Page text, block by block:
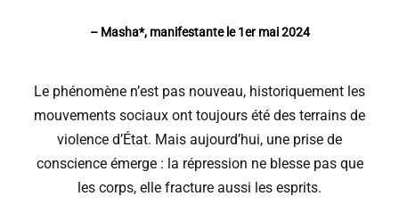
– Masha*, manifestante le 1er mai 2024
Le phénomène n’est pas nouveau, historiquement les
mouvements sociaux ont toujours été des terrains de
violence d’État. Mais aujourd’hui, une prise de
conscience émerge : la répression ne blesse pas que
les corps, elle fracture aussi les esprits.